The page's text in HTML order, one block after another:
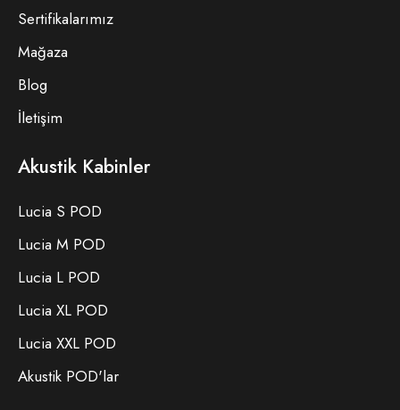
Sertifikalarımız
Mağaza
Blog
İletişim
Akustik Kabinler
Lucia S POD
Lucia M POD
Lucia L POD
Lucia XL POD
Lucia XXL POD
Akustik POD'lar